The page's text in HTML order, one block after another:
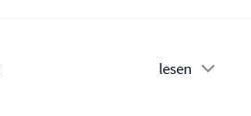
lesen